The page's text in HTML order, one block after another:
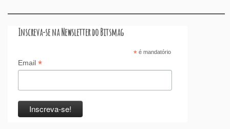
Inscreva-se na Newsletter do Bitsmag
*é mandatório
Email *